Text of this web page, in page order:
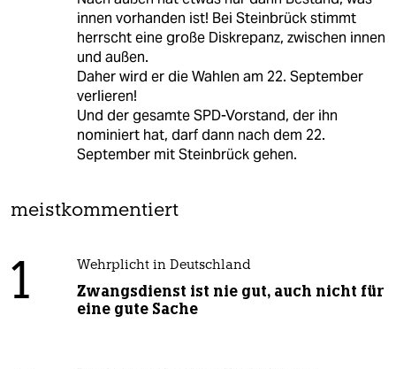
innen vorhanden ist! Bei Steinbrück stimmt
herrscht eine große Diskrepanz, zwischen innen
und außen.
Daher wird er die Wahlen am 22. September
verlieren!
Und der gesamte SPD-Vorstand, der ihn
nominiert hat, darf dann nach dem 22.
September mit Steinbrück gehen.
meistkommentiert
1 Wehrplicht in Deutschland
Zwangsdienst ist nie gut, auch nicht für
eine gute Sache